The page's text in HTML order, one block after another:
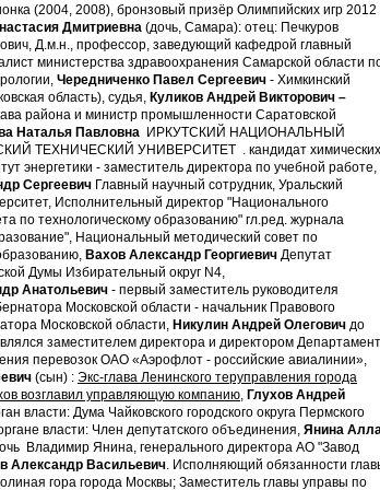
(2004, 2008), бронзовый призёр Олимпийских игр 2012
Дмитриевна (дочь, Самара): отец: Печкуров
Д.м.н., профессор, заведующий кафедрой главный
министерства здравоохранения Самарской области
Чередниченко Павел Сергеевич - Химкинский
область), судья, Куликов Андрей Викторович –
района и министр промышленности Саратовской
Наталья Павловна ИРКУТСКИЙ НАЦИОНАЛЬНЫЙ
ТЕХНИЧЕСКИЙ УНИВЕРСИТЕТ . кандидат химических
энергетики - заместитель директора по учебной работе,
Сергеевич Главный научный сотрудник, Уральский
Исполнительный директор "Национального
по технологическому образованию" гл.ред. журнала
Национальный методический совет по
Вахов Александр Георгиевич Депутат
Думы Избирательный округ N4,
Анатольевич - первый заместитель руководителя
Московской области - начальник Правового
Московской области, Никулин Андрей Олегович до
заместителем директора и директором
перевозок ОАО «Аэрофлот - российские авиалинии»,
(сын) : Экс-глава Ленинского теруправления города
возглавил управляющую компанию, Глухов Андрей
власти: Дума Чайковского городского округа Пермского
власти: Член депутатского объединения, Янина
Владимир Янина, генерального директора АО "Завод
Александр Васильевич. Исполняющий обязанности
гора города Москвы; Заместитель главы управы по